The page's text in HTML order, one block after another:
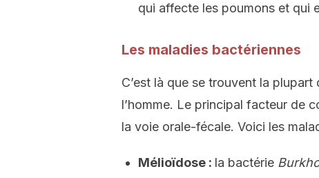
qui affecte les poumons et qui
Les maladies bactériennes
C’est là que se trouvent la
l’homme. Le principal facteur de
la voie orale-fécale. Voici les
Mélioïdose : la bactérie